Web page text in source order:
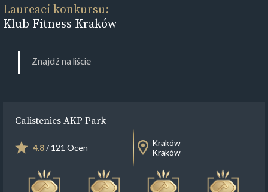
Laureaci konkursu:
Klub Fitness Kraków
Calistenics AKP Park
4.8/ 121 Ocen
Kraków
Kraków